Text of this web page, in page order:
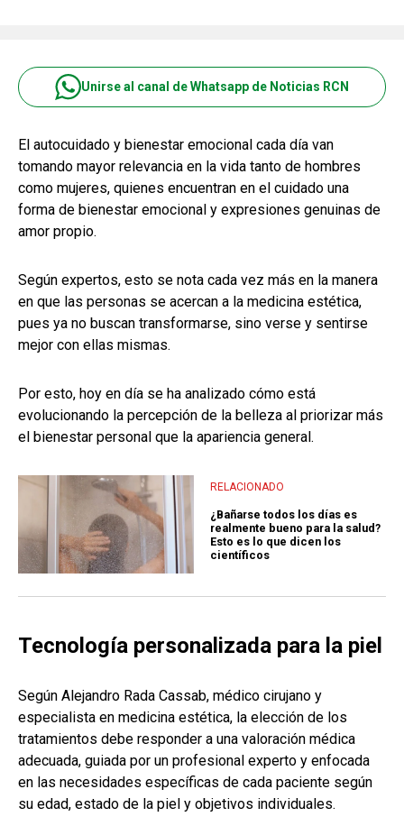
Unirse al canal de Whatsapp de Noticias RCN
El autocuidado y bienestar emocional cada día van
tomando mayor relevancia en la vida tanto de hombres
como mujeres, quienes encuentran en el cuidado una
forma de bienestar emocional y expresiones genuinas de
amor propio.
Según expertos, esto se nota cada vez más en la manera
en que las personas se acercan a la medicina estética,
pues ya no buscan transformarse, sino verse y sentirse
mejor con ellas mismas.
Por esto, hoy en día se ha analizado cómo está
evolucionando la percepción de la belleza al priorizar más
el bienestar personal que la apariencia general.
RELACIONADO
¿Bañarse todos los días es
realmente bueno para la salud?
Esto es lo que dicen los
científicos
Tecnología personalizada para la piel
Según Alejandro Rada Cassab, médico cirujano y
especialista en medicina estética, la elección de los
tratamientos debe responder a una valoración médica
adecuada, guiada por un profesional experto y enfocada
en las necesidades específicas de cada paciente según
su edad, estado de la piel y objetivos individuales.